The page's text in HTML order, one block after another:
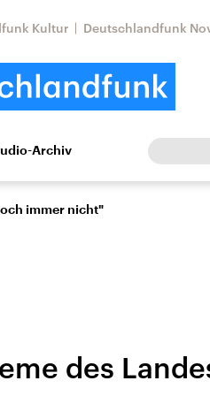
Kultur Deutschlandfunk
Europa
Iran
Archiv
immer nicht"
des